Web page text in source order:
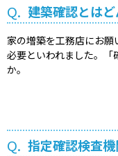
Q. 建築確認とは
家の増築を工務店にお
必要といわれました。
か。
Q. 指定確認検査